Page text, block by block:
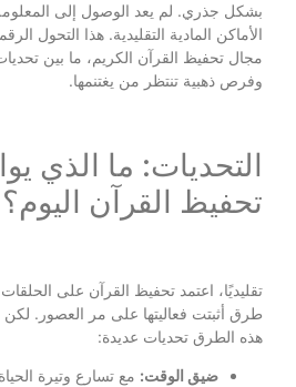
بشكل جذري. لم يعد الوصول إلى
الأماكن المادية التقليدية. هذا التحول
مجال تحفيظ القرآن الكريم، ما بين
وفرص ذهبية تنتظر من يغتنمها.
التحديات: ما الذي
تحفيظ القرآن اليوم؟
تقليديًا، اعتمد تحفيظ القرآن على
طرق أثبتت فعاليتها على مر العصور.
هذه الطرق تحديات عديدة:
ضيق الوقت: مع تسارع وتيرة